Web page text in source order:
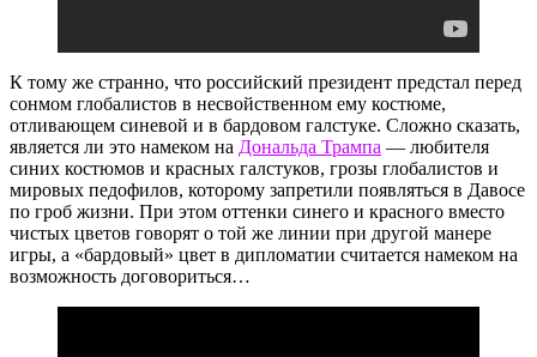
К тому же странно, что российский президент предстал перед
сонмом глобалистов в несвойственном ему костюме,
отливающем синевой и в бардовом галстуке. Сложно сказать,
является ли это намеком на Дональда Трампа — любителя
синих костюмов и красных галстуков, грозы глобалистов и
мировых педофилов, которому запретили появляться в Давосе
по гроб жизни. При этом оттенки синего и красного вместо
чистых цветов говорят о той же линии при другой манере
игры, а «бардовый» цвет в дипломатии считается намеком на
возможность договориться…